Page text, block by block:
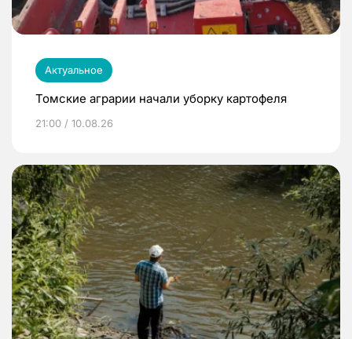
Актуальное
Томские аграрии начали уборку картофеля
21:00 / 10.08.26